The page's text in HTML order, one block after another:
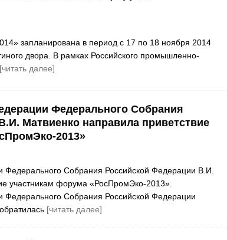
запланирована в период с 17 по 18 ноября 2014
двора. В рамках Российского промышленно-
[читать далее]
Федерального Собрания
Матвиенко направила приветствие
2013»
Федерального Собрания Российской Федерации В.И.
участникам форума «РосПромЭко-2013».
Федерального Собрания Российской Федерации
[читать далее]